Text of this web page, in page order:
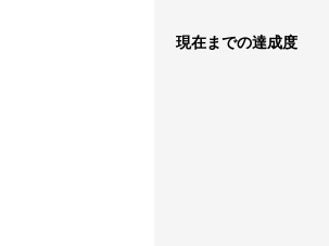
現在までの達成度